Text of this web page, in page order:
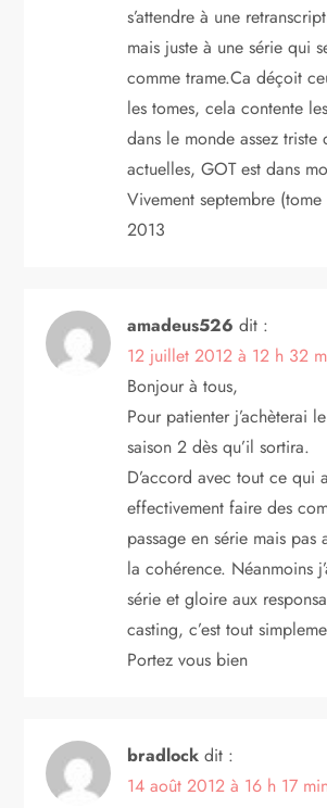
s’attendre à une
mais juste à une série qui
comme trame.Ca déçoit
les tomes, cela contente
dans le monde assez triste
actuelles, GOT est dans
Vivement septembre
2013
amadeus526 dit :
12 juillet 2012 à 12 h 32
Bonjour à tous,
Pour patienter j’achèterai
saison 2 dès qu’il sortira.
D’accord avec tout ce qui
effectivement faire des
passage en série mais pas
la cohérence. Néanmoins
série et gloire aux
casting, c’est tout
Portez vous bien
bradlock dit :
14 août 2012 à 16 h 17